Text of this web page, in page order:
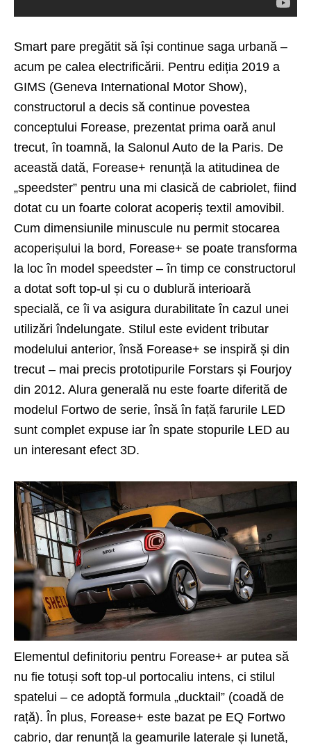
Smart pare pregătit să își continue saga urbană –
acum pe calea electrificării. Pentru ediția 2019 a
GIMS (Geneva International Motor Show),
constructorul a decis să continue povestea
conceptului Forease, prezentat prima oară anul
trecut, în toamnă, la Salonul Auto de la Paris. De
această dată, Forease+ renunță la atitudinea de
„speedster” pentru una mi clasică de cabriolet, fiind
dotat cu un foarte colorat acoperiș textil amovibil.
Cum dimensiunile minuscule nu permit stocarea
acoperișului la bord, Forease+ se poate transforma
la loc în model speedster – în timp ce constructorul
a dotat soft top-ul și cu o dublură interioară
specială, ce îi va asigura durabilitate în cazul unei
utilizări îndelungate. Stilul este evident tributar
modelului anterior, însă Forease+ se inspiră și din
trecut – mai precis prototipurile Forstars și Fourjoy
din 2012. Alura generală nu este foarte diferită de
modelul Fortwo de serie, însă în față farurile LED
sunt complet expuse iar în spate stopurile LED au
un interesant efect 3D.
Elementul definitoriu pentru Forease+ ar putea să
nu fie totuși soft top-ul portocaliu intens, ci stilul
spatelui – ce adoptă formula „ducktail” (coadă de
rață). În plus, Forease+ este bazat pe EQ Fortwo
cabrio, dar renunță la geamurile laterale și lunetă,